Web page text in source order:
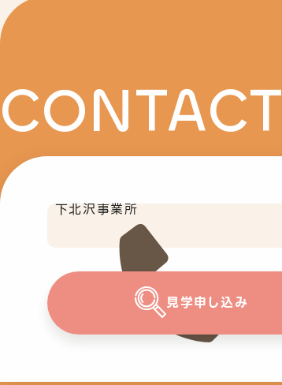
CONTACT
下北沢事業所
見学申し込み